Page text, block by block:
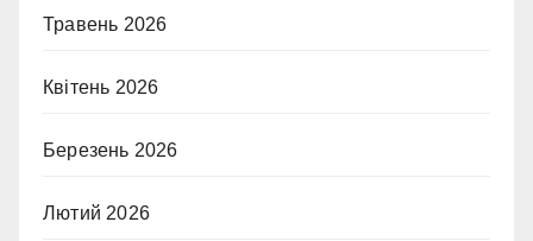
Травень 2026
Квітень 2026
Березень 2026
Лютий 2026